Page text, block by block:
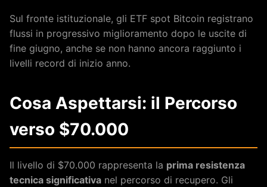
Sul fronte istituzionale, gli ETF spot Bitcoin registrano
flussi in progressivo miglioramento dopo le uscite di
fine giugno, anche se non hanno ancora raggiunto i
livelli record di inizio anno.
Cosa Aspettarsi: il Percorso
verso $70.000
Il livello di $70.000 rappresenta la prima resistenza
tecnica significativa nel percorso di recupero. Gli